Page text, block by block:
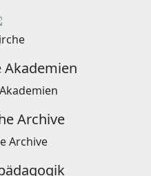
Archive